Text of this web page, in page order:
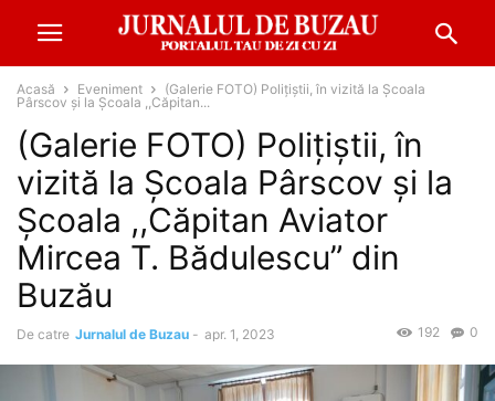
Acasă Eveniment
(Galerie FOTO) Polițiștii, în vizită la Școala
Pârscov și la Școala ,,Căpitan...
(Galerie FOTO) Polițiștii, în
vizită la Școala Pârscov și la
Școala ,,Căpitan Aviator
Mircea T. Bădulescu” din
Buzău
De catre Jurnalul de Buzau - apr. 1, 2023 0
192